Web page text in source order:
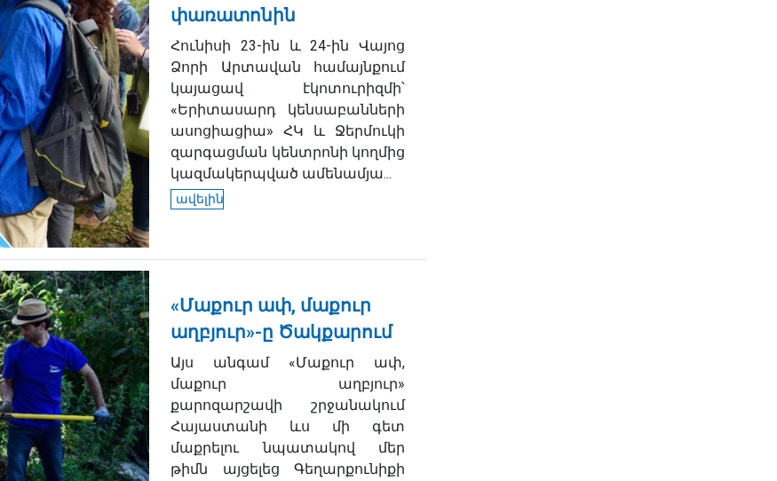
փառատոնին
Հունիսի 23-ին և 24-ին Վայոց
Ձորի Արտավան համայնքում
կայացավ էկոտուրիզմի՝
«Երիտասարդ կենսաբանների
ասոցիացիա» ՀԿ և Ջերմուկի
զարգացման կենտրոնի կողմից
կազմակերպված ամենամյա...
ավելին
«Մաքուր ափ, մաքուր
աղբյուր»-ը Ծակքարում
Այս անգամ «Մաքուր ափ,
մաքուր աղբյուր»
քարոզարշավի շրջանակում
Հայաստանի ևս մի գետ
մաքրելու նպատակով մեր
թիմն այցելեց Գեղարքունիքի